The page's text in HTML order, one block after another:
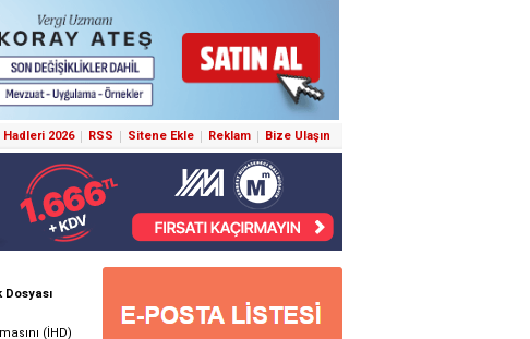
2026 RSS Sitene Ekle Reklam Bize Ulaşın